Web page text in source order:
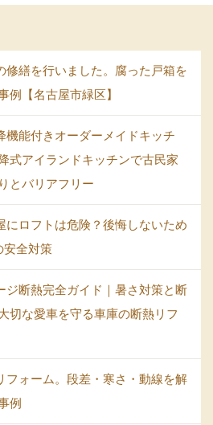
修繕を行いました。腐った戸箱を
例【名古屋市緑区】
能付きオーダーメイドキッチ
式アイランドキッチンで古民家
とバリアフリー
にロフトは危険？後悔しないため
安全対策
ジ断熱完全ガイド｜暑さ対策と断
切な愛車を守る車庫の断熱リフ
フォーム。段差・寒さ・動線を解
例